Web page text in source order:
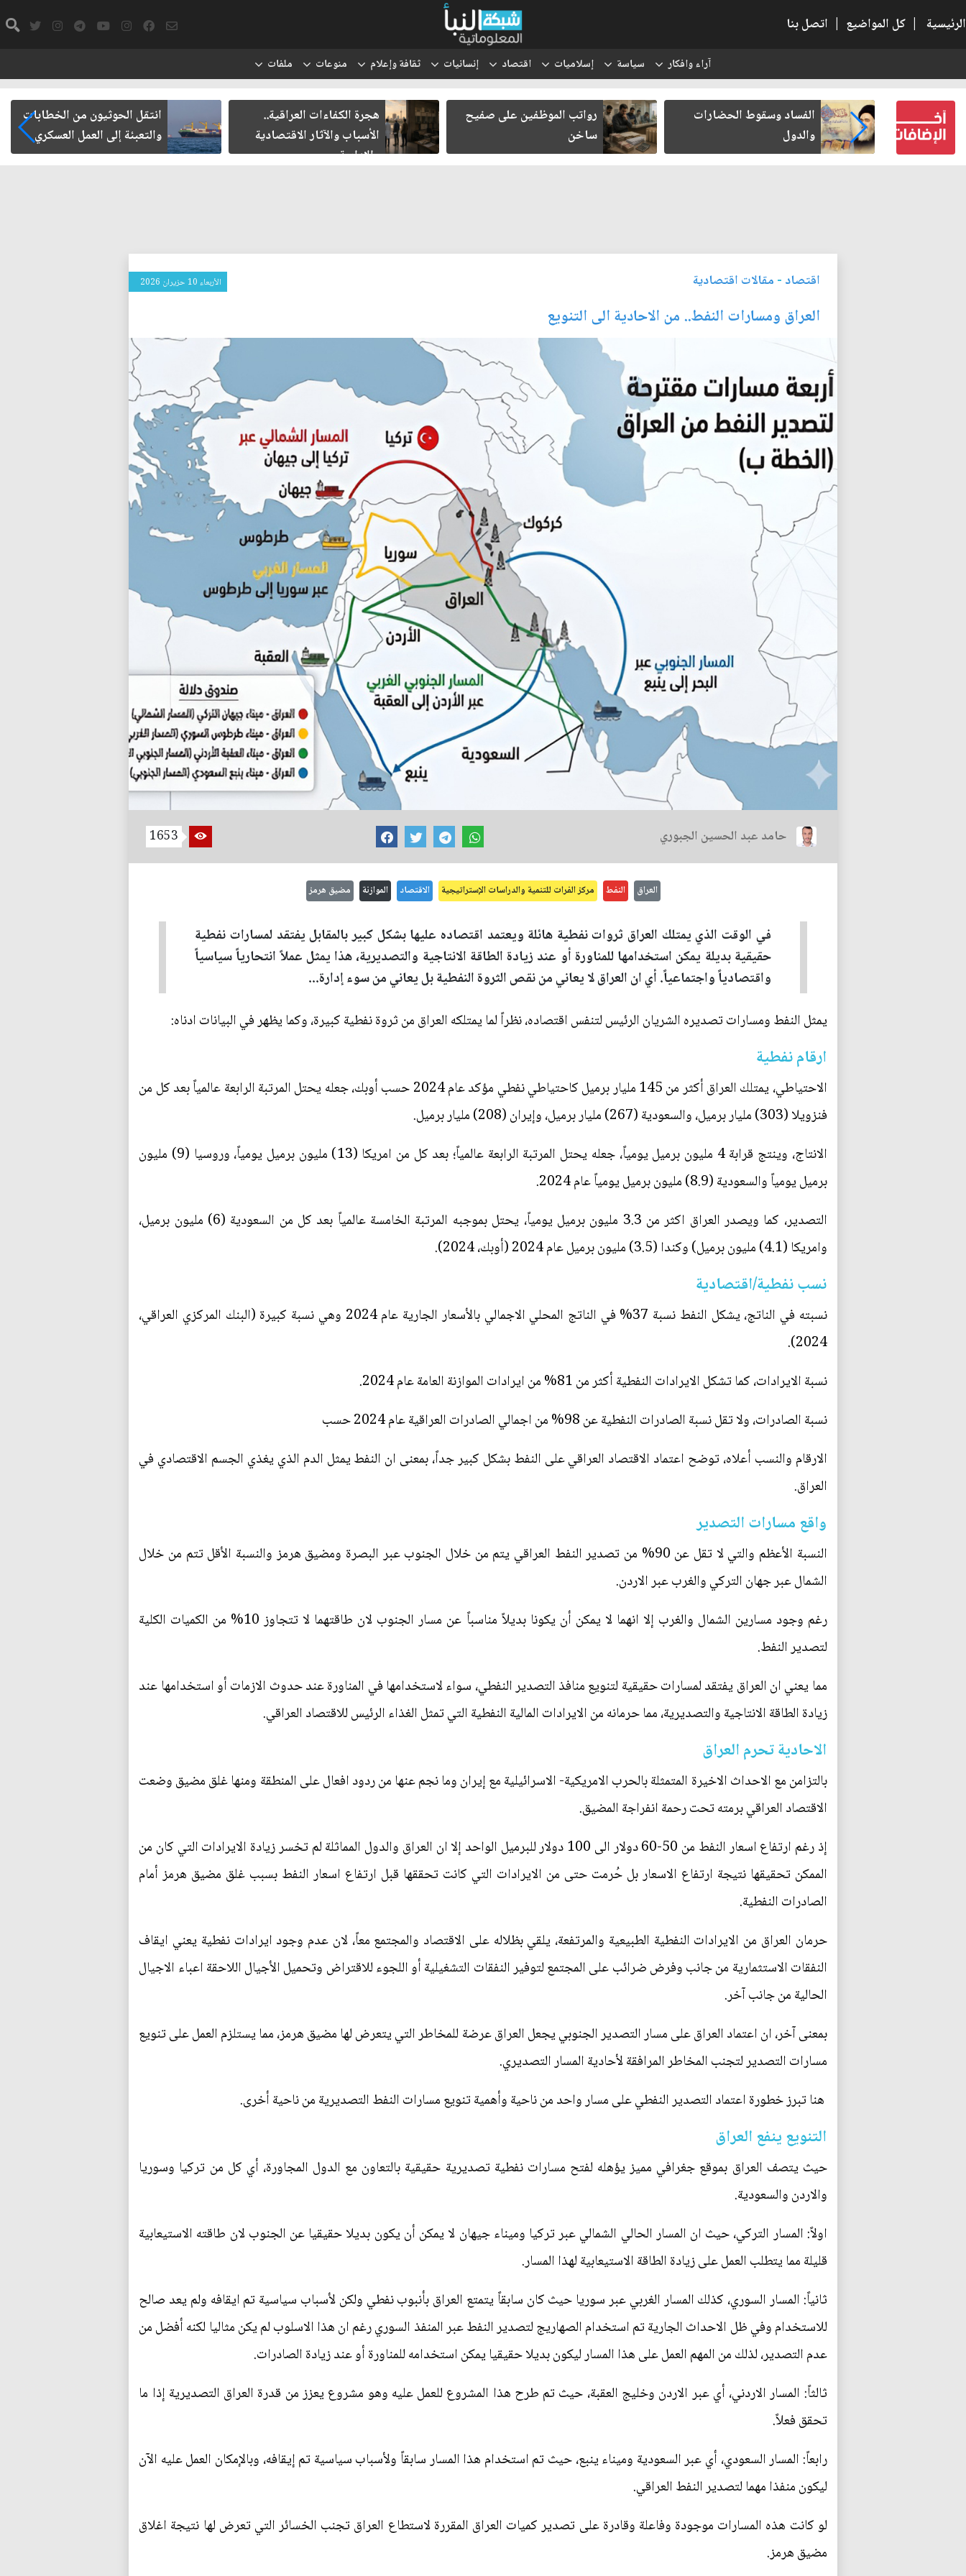
الرئيسية | كل المواضيع | اتصل بنا
آراء وافكار سياسة إسلاميات اقتصاد إنسانيات ثقافة وإعلام منوعات ملفات
الحضارات
رواتب الموظفين على صفيح
ساخن
هجرة الكفاءات العراقية..
والإدارية
انتقل الحوثيون من الخطابات
والتعبئة إلى العمل العسكري
مأزق الزيدي مع الميليشيات
اقتصاد - مقالات اقتصادية الأربعاء 10 حزيران 2026
العراق ومسارات النفط.. من الاحادية الى التنويع
حامد عبد الحسين الجبوري 1653
العراق النفط مركز الفرات للتنمية والدراسات الإستراتيجية الاقتصاد الموازنة مضيق هرمز
في الوقت الذي يمتلك العراق ثروات نفطية هائلة ويعتمد اقتصاده عليها بشكل كبير بالمقابل يفتقد لمسارات نفطية
حقيقية بديلة يمكن استخدامها للمناورة أو عند زيادة الطاقة الانتاجية والتصديرية، هذا يمثل عملاً انتحارياً سياسياً
واقتصادياً واجتماعياً. أي ان العراق لا يعاني من نقص الثروة النفطية بل يعاني من سوء إدارة...
يمثل النفط ومسارات تصديره الشريان الرئيس لتنفس اقتصاده، نظراً لما يمتلكه العراق من ثروة نفطية كبيرة، وكما يظهر في البيانات ادناه:
ارقام نفطية
الاحتياطي، يمتلك العراق أكثر من 145 مليار برميل كاحتياطي نفطي مؤكد عام 2024 حسب أوبك، جعله يحتل المرتبة الرابعة عالمياً بعد كل من
فنزويلا (303) مليار برميل، والسعودية (267) مليار برميل، وإيران (208) مليار برميل.
الانتاج، وينتج قرابة 4 مليون برميل يومياً، جعله يحتل المرتبة الرابعة عالمياً؛ بعد كل من امريكا (13) مليون برميل يومياً، وروسيا (9) مليون
برميل يومياً والسعودية (8.9) مليون برميل يومياً عام 2024.
التصدير، كما ويصدر العراق اكثر من 3.3 مليون برميل يومياً، يحتل بموجبه المرتبة الخامسة عالمياً بعد كل من السعودية (6) مليون برميل،
وامريكا (4.1) مليون برميل) وكندا (3.5) مليون برميل عام 2024 (أوبك، 2024).
نسب نفطية/اقتصادية
نسبته في الناتج، يشكل النفط نسبة 37% في الناتج المحلي الاجمالي بالأسعار الجارية عام 2024 وهي نسبة كبيرة (البنك المركزي العراقي،
2024).
نسبة الايرادات، كما تشكل الايرادات النفطية أكثر من 81% من ايرادات الموازنة العامة عام 2024.
نسبة الصادرات، ولا تقل نسبة الصادرات النفطية عن 98% من اجمالي الصادرات العراقية عام 2024 حسب
الارقام والنسب أعلاه، توضح اعتماد الاقتصاد العراقي على النفط بشكل كبير جداً، بمعنى ان النفط يمثل الدم الذي يغذي الجسم الاقتصادي في
العراق.
واقع مسارات التصدير
النسبة الأعظم والتي لا تقل عن 90% من تصدير النفط العراقي يتم من خلال الجنوب عبر البصرة ومضيق هرمز والنسبة الأقل تتم من خلال
الشمال عبر جهان التركي والغرب عبر الاردن.
رغم وجود مسارين الشمال والغرب إلا انهما لا يمكن أن يكونا بديلاً مناسباً عن مسار الجنوب لان طاقتهما لا تتجاوز 10% من الكميات الكلية
لتصدير النفط.
مما يعني ان العراق يفتقد لمسارات حقيقية لتنويع منافذ التصدير النفطي، سواء لاستخدامها في المناورة عند حدوث الازمات أو استخدامها عند
زيادة الطاقة الانتاجية والتصديرية، مما حرمانه من الايرادات المالية النفطية التي تمثل الغذاء الرئيس للاقتصاد العراقي.
الاحادية تحرم العراق
بالتزامن مع الاحداث الاخيرة المتمثلة بالحرب الامريكية- الاسرائيلية مع إيران وما نجم عنها من ردود افعال على المنطقة ومنها غلق مضيق وضعت
الاقتصاد العراقي برمته تحت رحمة انفراجة المضيق.
إذ رغم ارتفاع اسعار النفط من 50-60 دولار الى 100 دولار للبرميل الواحد إلا ان العراق والدول المماثلة لم تخسر زيادة الايرادات التي كان من
الممكن تحقيقها نتيجة ارتفاع الاسعار بل حُرمت حتى من الايرادات التي كانت تحققها قبل ارتفاع اسعار النفط بسبب غلق مضيق هرمز أمام
الصادرات النفطية.
حرمان العراق من الايرادات النفطية الطبيعية والمرتفعة، يلقي بظلاله على الاقتصاد والمجتمع معاً، لان عدم وجود ايرادات نفطية يعني ايقاف
النفقات الاستثمارية من جانب وفرض ضرائب على المجتمع لتوفير النفقات التشغيلية أو اللجوء للاقتراض وتحميل الأجيال اللاحقة اعباء الاجيال
الحالية من جانب آخر.
بمعنى آخر، ان اعتماد العراق على مسار التصدير الجنوبي يجعل العراق عرضة للمخاطر التي يتعرض لها مضيق هرمز، مما يستلزم العمل على تنويع
مسارات التصدير لتجنب المخاطر المرافقة لأحادية المسار التصديري.
هنا تبرز خطورة اعتماد التصدير النفطي على مسار واحد من ناحية وأهمية تنويع مسارات النفط التصديرية من ناحية أخرى.
التنويع ينفع العراق
حيث يتصف العراق بموقع جغرافي مميز يؤهله لفتح مسارات نفطية تصديرية حقيقية بالتعاون مع الدول المجاورة، أي كل من تركيا وسوريا
والاردن والسعودية.
اولاً: المسار التركي، حيث ان المسار الحالي الشمالي عبر تركيا وميناء جيهان لا يمكن أن يكون بديلا حقيقيا عن الجنوب لان طاقته الاستيعابية
قليلة مما يتطلب العمل على زيادة الطاقة الاستيعابية لهذا المسار.
ثانياً: المسار السوري، كذلك المسار الغربي عبر سوريا حيث كان سابقاً يتمتع العراق بأنبوب نفطي ولكن لأسباب سياسية تم ايقافه ولم يعد صالح
للاستخدام وفي ظل الاحداث الجارية تم استخدام الصهاريج لتصدير النفط عبر المنفذ السوري رغم ان هذا الاسلوب لم يكن مثاليا لكنه أفضل من
عدم التصدير، لذلك من المهم العمل على هذا المسار ليكون بديلا حقيقيا يمكن استخدامه للمناورة أو عند زيادة الصادرات.
ثالثاً: المسار الاردني، أي عبر الاردن وخليج العقبة، حيث تم طرح هذا المشروع للعمل عليه وهو مشروع يعزز من قدرة العراق التصديرية إذا ما
تحقق فعلاً.
رابعاً: المسار السعودي، أي عبر السعودية وميناء ينبع، حيث تم استخدام هذا المسار سابقاً ولأسباب سياسية تم إيقافه، وبالإمكان العمل عليه الآن
ليكون منفذا مهما لتصدير النفط العراقي.
لو كانت هذه المسارات موجودة وفاعلة وقادرة على تصدير كميات العراق المقررة لاستطاع العراق تجنب الخسائر التي تعرض لها نتيجة اغلاق
مضيق هرمز.